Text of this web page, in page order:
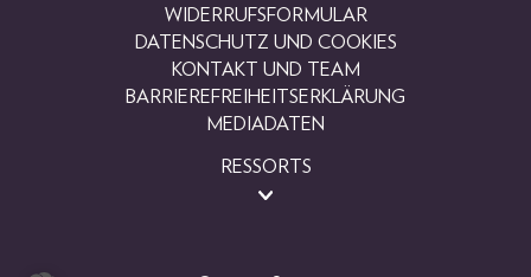
WIDERRUFSFORMULAR
DATENSCHUTZ UND COOKIES
KONTAKT UND TEAM
BARRIEREFREIHEITSERKLÄRUNG
MEDIADATEN
RESSORTS